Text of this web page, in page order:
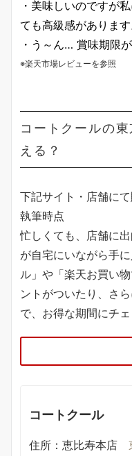
・美味しいのですが
ても高級感があります
・う～ん… 賞味期限
※楽天市場レビューを参照
コートクールの
える？
下記サイト・店舗に
執筆時点
忙しくても、店舗に
が自宅にいながら手
ル」や「楽天お買い
ントがついたり、さ
で、お得な期間にチ
コートクール
住所：恵比寿本店